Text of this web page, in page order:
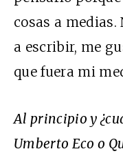
cosas a
a escribir, me
que fuera mi
Al principio y
Umberto Eco o